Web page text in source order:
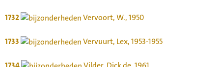
1732 Vervoort, W., 1950
1733 Vervuurt, Lex, 1953-1955